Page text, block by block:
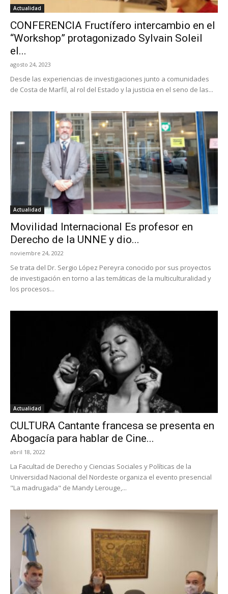
Actualidad
CONFERENCIA Fructífero intercambio en el
“Workshop” protagonizado Sylvain Soleil
el...
agosto 24, 2023
Desde las experiencias de investigaciones junto a comunidades
de Costa de Marfil, al rol del Estado y la justicia en el seno de las...
Actualidad
Movilidad Internacional Es profesor en
Derecho de la UNNE y dio...
noviembre 24, 2022
Se trata del Dr. Sergio López Pereyra conocido por sus proyectos
de investigación en torno a las temáticas de la multiculturalidad y
los procesos...
Actualidad
CULTURA Cantante francesa se presenta en
Abogacía para hablar de Cine...
abril 18, 2022
La Facultad de Derecho y Ciencias Sociales y Políticas de la
Universidad Nacional del Nordeste organiza el evento presencial
"La madrugada" de Mandy Lerouge,...